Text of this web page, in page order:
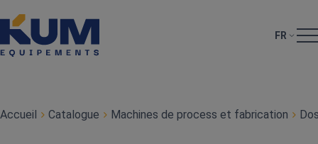
FR
Accueil Catalogue Machines de process et fabrication